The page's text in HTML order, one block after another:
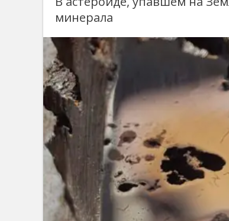
минерала